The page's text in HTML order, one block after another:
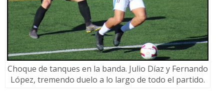
Choque de tanques en la banda. Julio Díaz y Fernando
López, tremendo duelo a lo largo de todo el partido.